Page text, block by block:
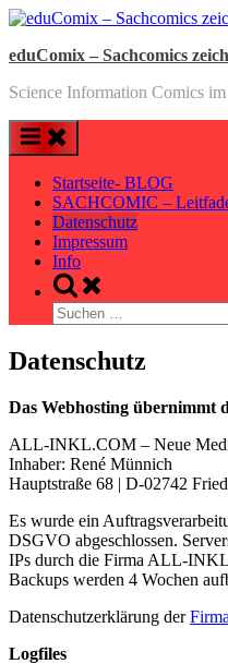
Skip
content
eduComix – Sachcomics
Science Information Comics
Startseite- BLOG
SACHCOMIC –
Datenschutz
Impressum
Info
Toggle
search
form
Suchen
nach:
Datenschutz
Das Webhosting übernimmt
ALL-INKL.COM – Neue
Inhaber: René Münnich
Hauptstraße 68 | D-02742
Es wurde ein
DSGVO abgeschlossen.
IPs durch die Firma ALL-
Backups werden 4 Wochen
Datenschutzerklärung der
Logfiles